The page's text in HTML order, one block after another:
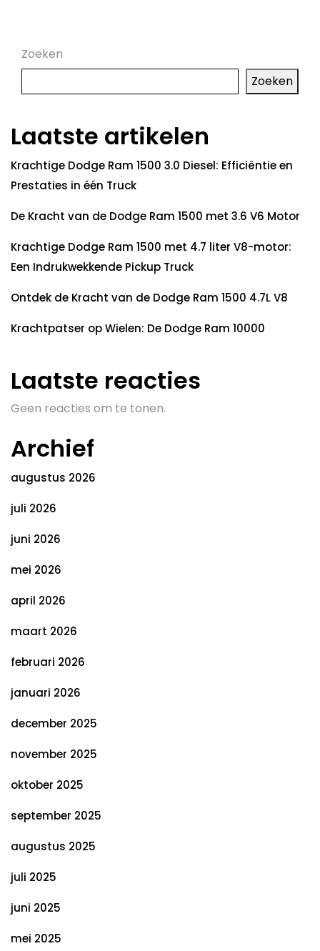
Zoeken
Zoeken
Laatste artikelen
Krachtige Dodge Ram 1500 3.0 Diesel: Efficiëntie en
Prestaties in één Truck
De Kracht van de Dodge Ram 1500 met 3.6 V6 Motor
Krachtige Dodge Ram 1500 met 4.7 liter V8-motor:
Een Indrukwekkende Pickup Truck
Ontdek de Kracht van de Dodge Ram 1500 4.7L V8
Krachtpatser op Wielen: De Dodge Ram 10000
Laatste reacties
Geen reacties om te tonen.
Archief
augustus 2026
juli 2026
juni 2026
mei 2026
april 2026
maart 2026
februari 2026
januari 2026
december 2025
november 2025
oktober 2025
september 2025
augustus 2025
juli 2025
juni 2025
mei 2025